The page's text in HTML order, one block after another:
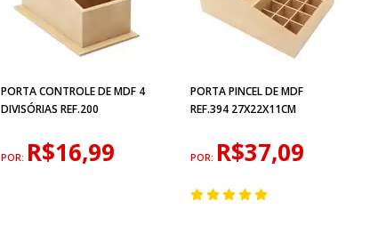
PORTA CONTROLE DE MDF 4
DIVISÓRIAS REF.200
POR: R$16,99
PORTA PINCEL DE MDF
REF.394 27X22X11CM
POR: R$37,09